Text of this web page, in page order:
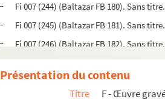
Fi 007 (244) (Baltazar FB 180). Sans
Fi 007 (245) (Baltazar FB 181). Sans
Fi 007 (246) (Baltazar FB 182). Sans
Fi 007 (231) (Baltazar FB 184). Sans
Fi 007 (248) (Baltazar FB 185). Sans
Présentation du contenu
Titre F - Œuvre